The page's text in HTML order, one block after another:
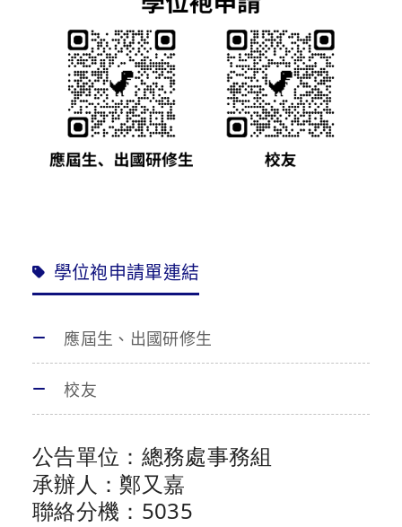
學位袍申請單連結
應屆生、出國研修生
校友
公告單位：總務處事務組
承辦人：鄭又嘉
聯絡分機：5035